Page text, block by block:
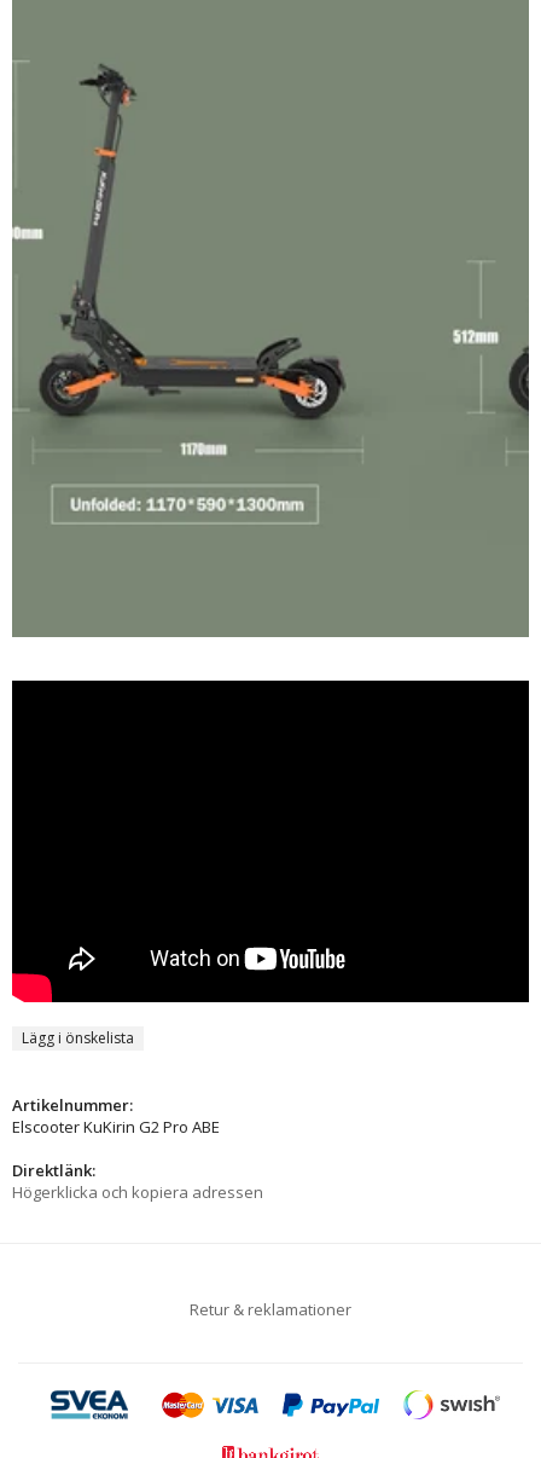
Lägg i önskelista
Artikelnummer:
Elscooter KuKirin G2 Pro ABE
Direktlänk:
Högerklicka och kopiera adressen
Retur & reklamationer